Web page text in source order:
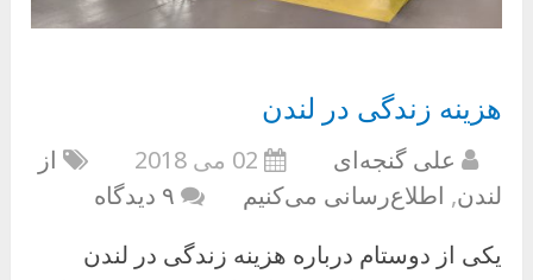
هزینه زندگی در لندن
علی گنجه‌ای 02 می 2018
از
لندن, اطلاع‌رسانی می‌کنیم
۹ دیدگاه
یکی از دوستام درباره هزینه زندگی در لندن